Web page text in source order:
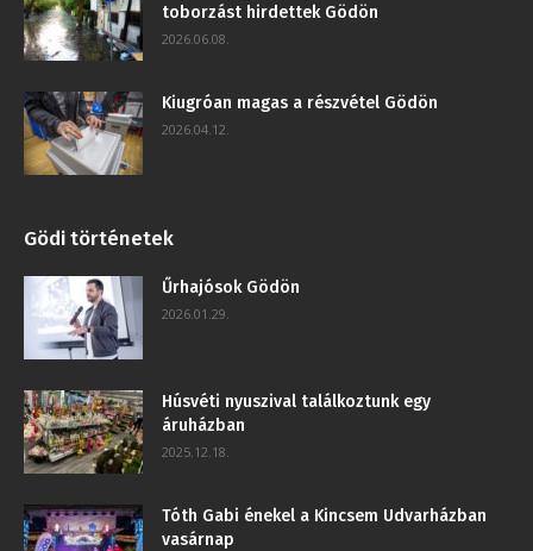
toborzást hirdettek Gödön
2026.06.08.
Kiugróan magas a részvétel Gödön
2026.04.12.
Gödi történetek
Űrhajósok Gödön
2026.01.29.
Húsvéti nyuszival találkoztunk egy
áruházban
2025.12.18.
Tóth Gabi énekel a Kincsem Udvarházban
vasárnap